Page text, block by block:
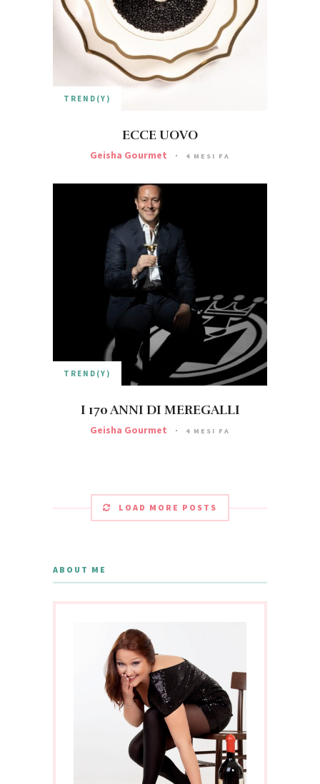
TREND(Y)
ECCE UOVO
Geisha Gourmet 4 MESI FA
TREND(Y)
I 170 ANNI DI MEREGALLI
Geisha Gourmet 4 MESI FA
LOAD MORE POSTS
ABOUT ME